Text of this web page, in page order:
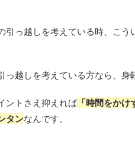
引っ越しを考えている時、こ
っ越しを考えている方なら、身
ントさえ抑えれば 「時間をか
タンなんです。